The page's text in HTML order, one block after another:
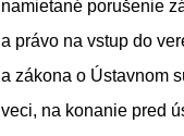
namietané porušenie
a právo na vstup do
a zákona o Ústavnom
veci, na konanie pred